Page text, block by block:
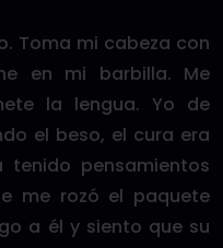
Toma mi cabeza con
en mi barbilla. Me
la lengua. Yo de
el beso, el cura era
pensamientos
me rozó el paquete
a él y siento que su